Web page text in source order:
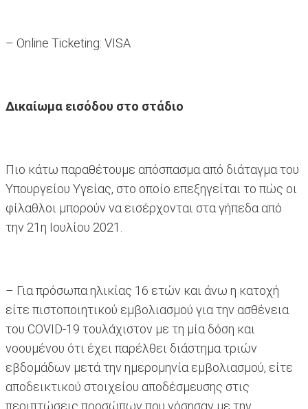
– Online Ticketing: VISA
Δικαίωμα εισόδου στο στάδιο
Πιο κάτω παραθέτουμε απόσπασμα από διάταγμα του
Υπουργείου Υγείας, στο οποίο επεξηγείται το πώς οι
φίλαθλοι μπορούν να εισέρχονται στα γήπεδα από
την 21η Ιουλίου 2021.
– Για πρόσωπα ηλικίας 16 ετών και άνω η κατοχή
είτε πιστοποιητικού εμβολιασμού για την ασθένεια
του COVID-19 τουλάχιστον με τη μία δόση και
νοουμένου ότι έχει παρέλθει διάστημα τριών
εβδομάδων μετά την ημερομηνία εμβολιασμού, είτε
αποδεικτικού στοιχείου αποδέσμευσης στις